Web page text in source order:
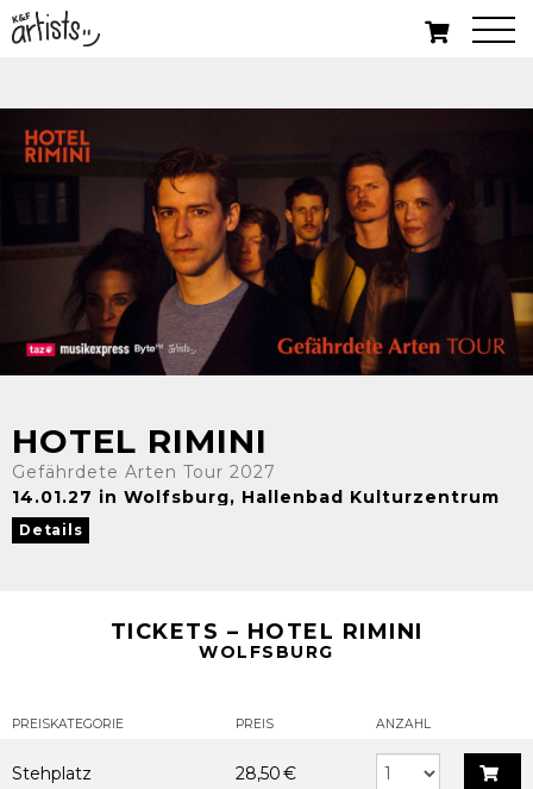
HOTEL RIMINI
Gefährdete Arten Tour 2027
14.01.27 in Wolfsburg, Hallenbad Kulturzentrum
Details
TICKETS – HOTEL RIMINI
WOLFSBURG
PREISKATEGORIE PREIS ANZAHL
Stehplatz 28,50 €